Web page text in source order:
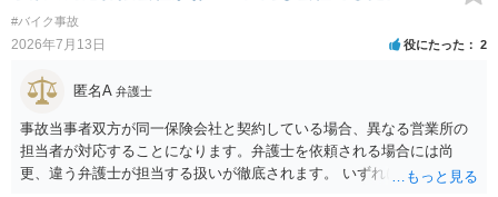
#バイク事故
2026年7月13日 役にたった 2
匿名A 弁護士
事故当事者双方が同一保険会社と契約している場合、異なる営業所の
担当者が対応することになります。弁護士を依頼される場合には尚
更、違う弁護士が担当する扱いが徹底されます。 いずれにしても、交